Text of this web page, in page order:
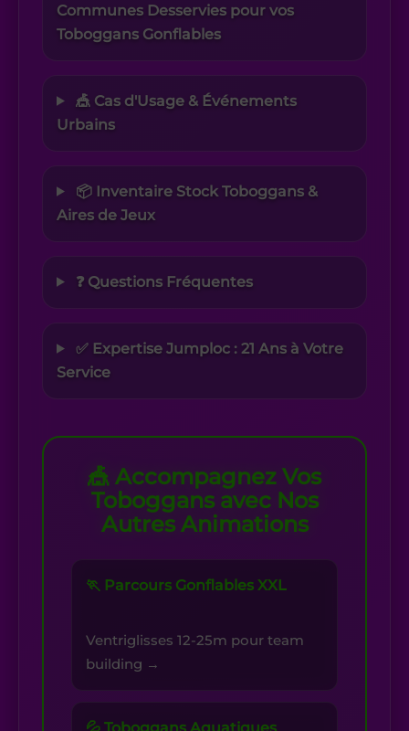
Communes Desservies pour vos
Toboggans Gonflables
🎪 Cas d'Usage & Événements
Urbains
📦 Inventaire Stock Toboggans &
Aires de Jeux
❓ Questions Fréquentes
✅ Expertise Jumploc : 21 Ans à Votre
Service
🎪 Accompagnez Vos
Toboggans avec Nos
Autres Animations
🏃 Parcours Gonflables XXL
Ventriglisses 12-25m pour team
building →